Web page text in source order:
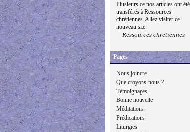
Plusieurs de nos articles ont été
transférés à Ressources
chrétiennes. Allez visiter ce
nouveau site:
Ressources chrétiennes
Pages
Nous joindre
Que croyons-nous ?
Témoignages
Bonne nouvelle
Méditations
Prédications
Liturgies